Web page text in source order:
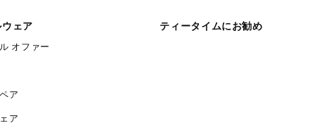
ェア
オファー
ア
ア
ティータイムにお勧め